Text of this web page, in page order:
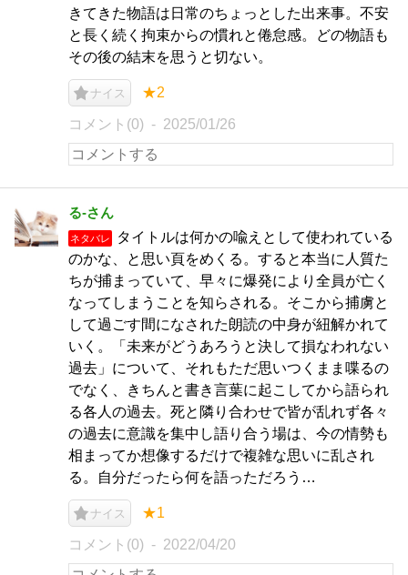
きてきた物語は日常のちょっとした出来事。不安
と長く続く拘束からの慣れと倦怠感。どの物語も
その後の結末を思うと切ない。
ナイス ★2
コメント(0) 2025/01/26
る-さん
ネタバレ
タイトルは何かの喩えとして使われている
のかな、と思い頁をめくる。すると本当に人質た
ちが捕まっていて、早々に爆発により全員が亡く
なってしまうことを知らされる。そこから捕虜と
して過ごす間になされた朗読の中身が紐解かれて
いく。「未来がどうあろうと決して損なわれない
過去」について、それもただ思いつくまま喋るの
でなく、きちんと書き言葉に起こしてから語られ
る各人の過去。死と隣り合わせで皆が乱れず各々
の過去に意識を集中し語り合う場は、今の情勢も
相まってか想像するだけで複雑な思いに乱され
る。自分だったら何を語っただろう…
ナイス ★1
コメント(0) 2022/04/20